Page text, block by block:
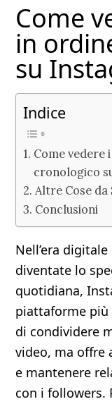
Come
in
su
Indice
Come vedere
cronologico
Altre Cose da
Conclusioni
Nell’era
diventate lo
quotidiana,
piattaforme
di condividere
video, ma offre
e mantenere
con i followers.